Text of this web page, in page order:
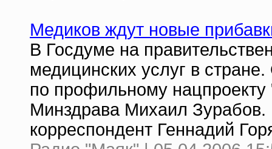
Медиков ждут новые
В Госдуме на
медицинских услуг в
по профильному нацпроекту
Минздрава Михаил Зурабов.
корреспондент Геннадий